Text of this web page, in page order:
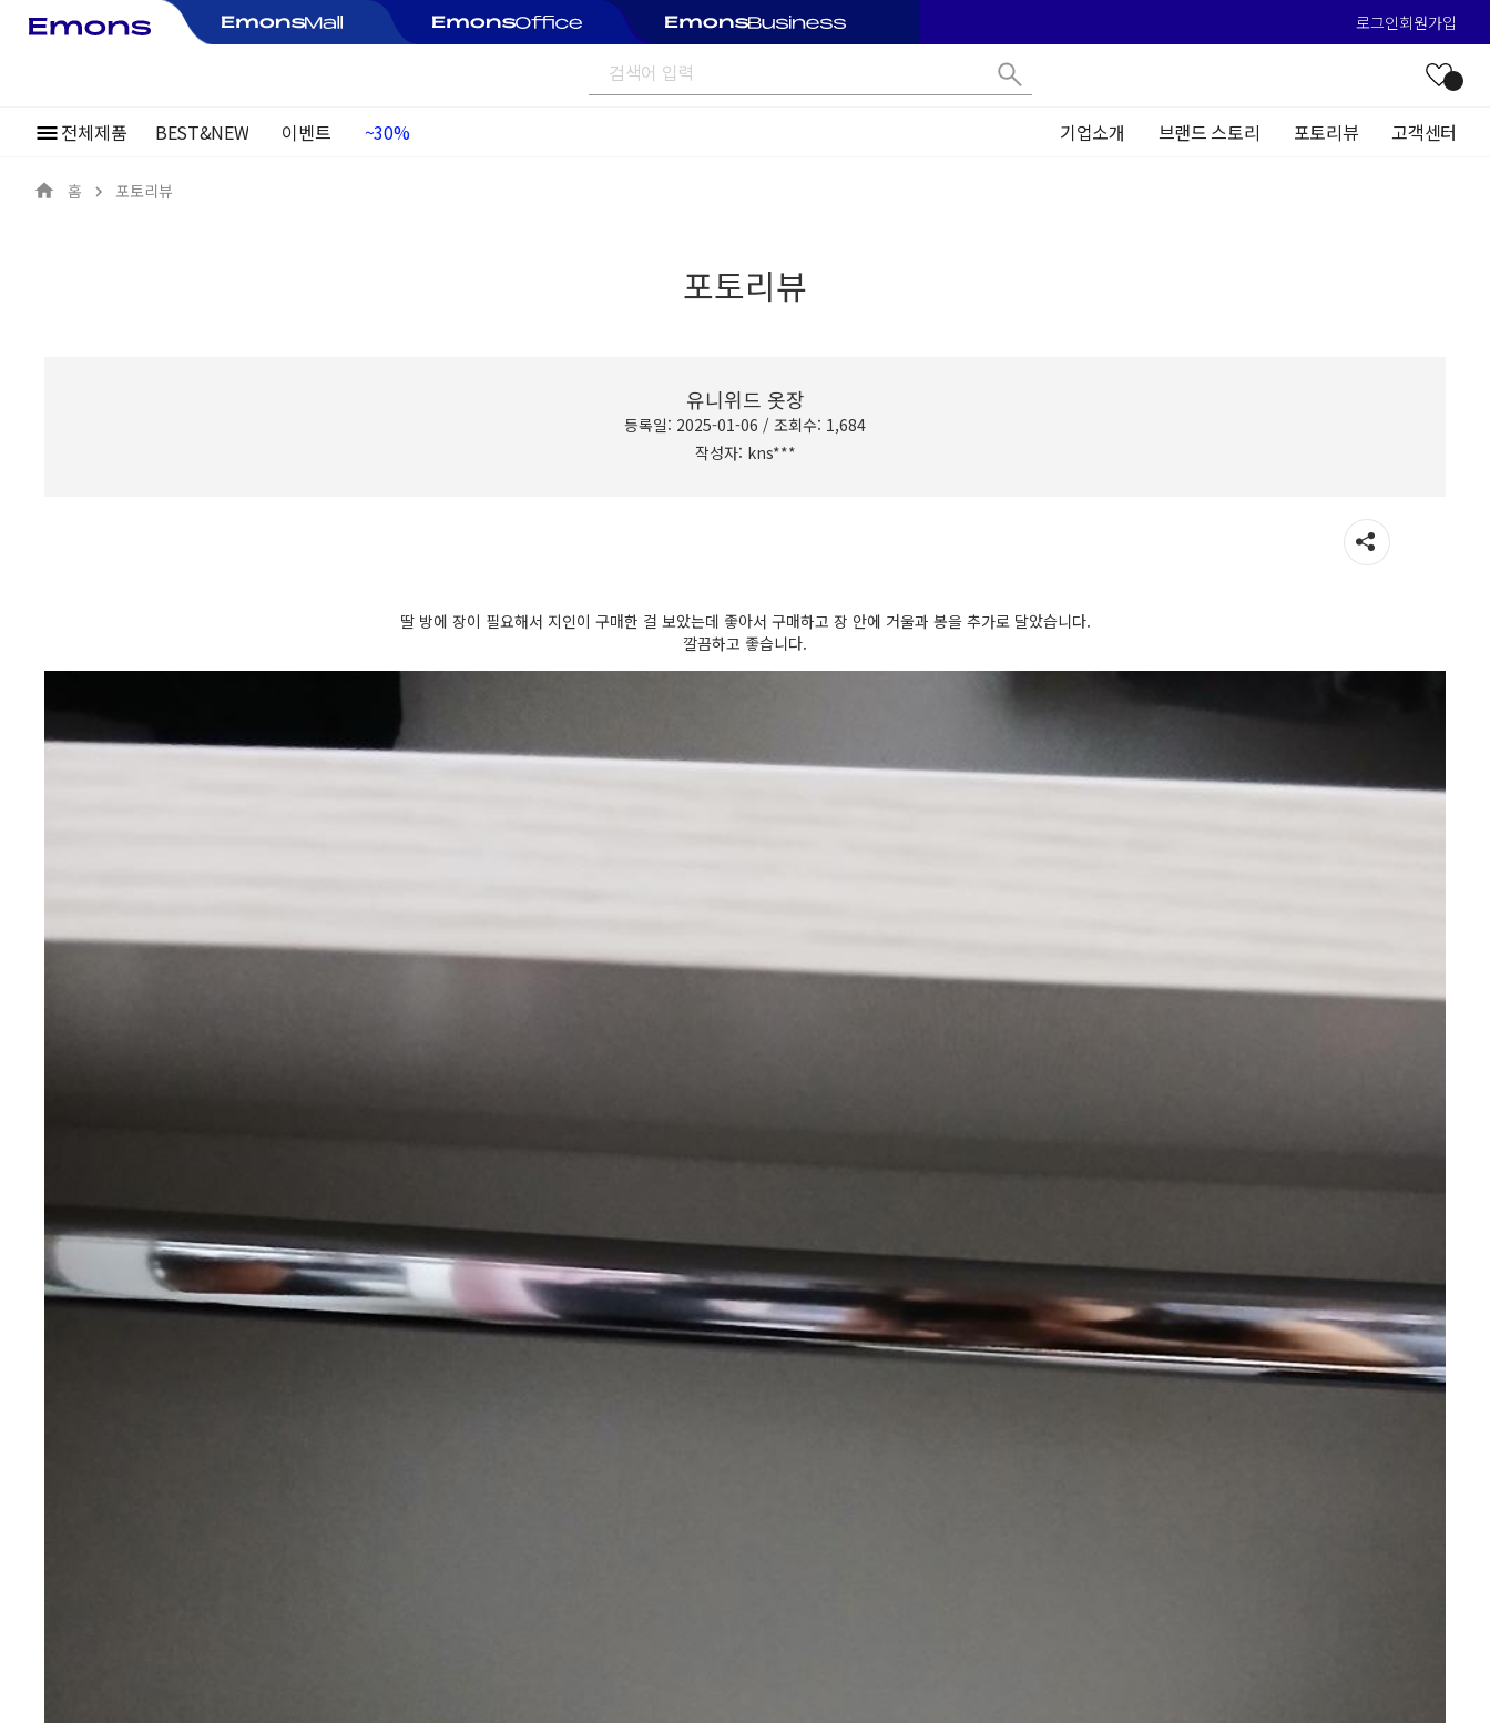
로그인회원가입
전체제품 BEST&NEW 이벤트
~30%
기업소개 브랜드 스토리 포토리뷰 고객센터
홈 포토리뷰
포토리뷰
유니위드 옷장
등록일: 2025-01-06 / 조회수: 1,684
작성자: kns***
딸 방에 장이 필요해서 지인이 구매한 걸 보았는데 좋아서 구매하고 장 안에 거울과 봉을 추가로 달았습니다.
깔끔하고 좋습니다.